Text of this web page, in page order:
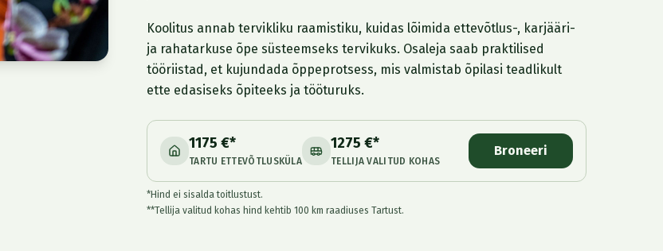
Koolitus annab tervikliku raamistiku, kuidas lõimida ettevõtlus-, karjääri-
ja rahatarkuse õpe süsteemseks tervikuks. Osaleja saab praktilised
tööriistad, et kujundada õppeprotsess, mis valmistab õpilasi teadlikult
ette edasiseks õpiteeks ja tööturuks.
1175 €*
TARTU ETTEVÕTLUSKÜLA
1275 €*
TELLIJA VALITUD KOHAS
Broneeri
*Hind ei sisalda toitlustust.
**Tellija valitud kohas hind kehtib 100 km raadiuses Tartust.